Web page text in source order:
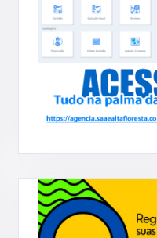
ADMINISTRAÇÃO
Prefeitura Municipal concede
reajuste salarial aos servi ...